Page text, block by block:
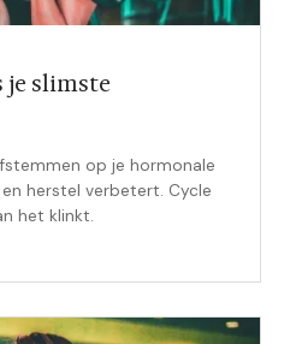
je slimste
op je hormonale
herstel verbetert. Cycle
het klinkt.